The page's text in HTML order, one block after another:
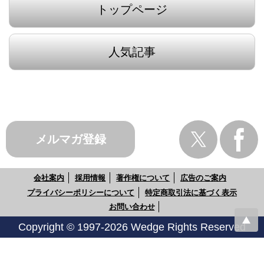
トップページ
人気記事
メルマガ登録
会社案内 採用情報 著作権について
広告のご案内
プライバシーポリシーについて
特定商取引法に基づく表示
お問い合わせ
Copyright © 1997-2026 Wedge Rights Reserved